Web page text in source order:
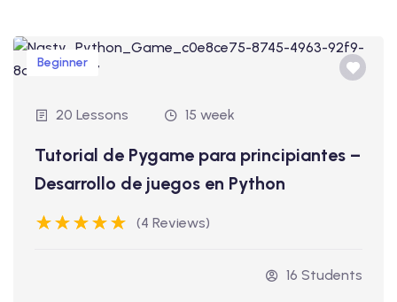
Beginner
20 Lessons 15 week
Tutorial de Pygame para principiantes –
Desarrollo de juegos en Python
(4 Reviews)
16 Students